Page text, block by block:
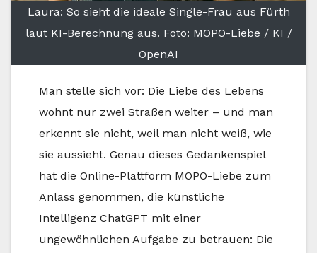
Laura: So sieht die ideale Single-Frau aus Fürth
laut KI-Berechnung aus. Foto: MOPO-Liebe / KI /
OpenAI
Man stelle sich vor: Die Liebe des Lebens
wohnt nur zwei Straßen weiter – und man
erkennt sie nicht, weil man nicht weiß, wie
sie aussieht. Genau dieses Gedankenspiel
hat die Online-Plattform MOPO-Liebe zum
Anlass genommen, die künstliche
Intelligenz ChatGPT mit einer
ungewöhnlichen Aufgabe zu betrauen: Die